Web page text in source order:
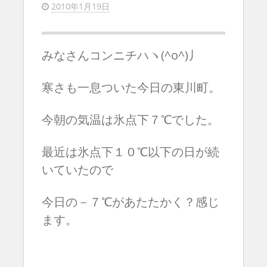
2010年1月19日
みなさんコンニチハヽ(^o^)丿
寒さも一息ついた今日の東川町。
今朝の気温は氷点下７℃でした。
最近は氷点下１０℃以下の日が続
いていたので
今日の－７℃があたたかく？感じ
ます。